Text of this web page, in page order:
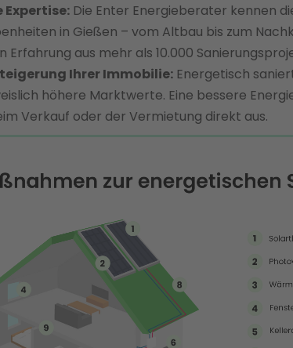
Expertise: Die Enter Energieberater kennen
in Gießen – vom Altbau bis zum
Erfahrung aus mehr als 10.000
Ihrer Immobilie: Energetisch
höhere Marktwerte. Eine bessere
Verkauf oder der Vermietung direkt aus.